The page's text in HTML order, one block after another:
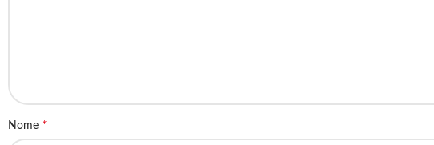
Nome *